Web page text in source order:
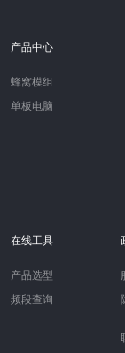
产品中心
蜂窝模组
单板电脑
在线工具
产品选型
频段查询